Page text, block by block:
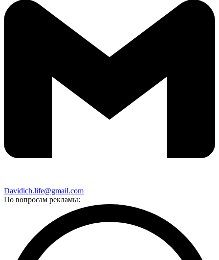
Davidich.life@gmail.com
По вопросам рекламы: